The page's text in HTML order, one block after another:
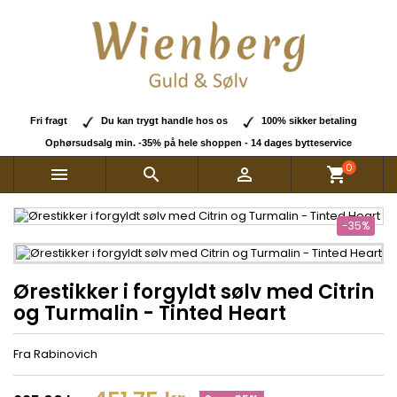
Fri fragt Du kan trygt handle hos os 100% sikker betaling
Ophørsudsalg min. -35% på hele shoppen - 14 dages bytteservice
   shopping_cart0
-35%
Ørestikker i forgyldt sølv med Citrin
og Turmalin - Tinted Heart
Fra Rabinovich